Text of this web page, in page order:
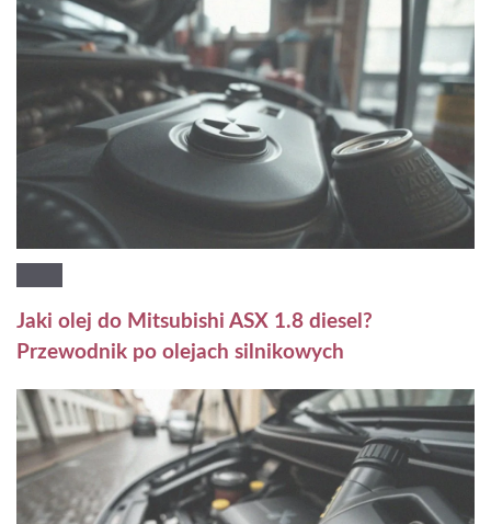
Jaki olej do Mitsubishi ASX 1.8 diesel?
Przewodnik po olejach silnikowych